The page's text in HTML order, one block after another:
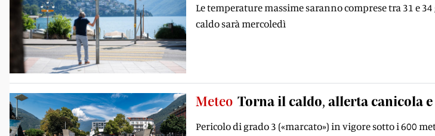
Le temperature massime saranno comprese tra 31 e
caldo sarà mercoledì
Meteo Torna il caldo, allerta canicola
Pericolo di grado 3 («marcato») in vigore sotto i 600